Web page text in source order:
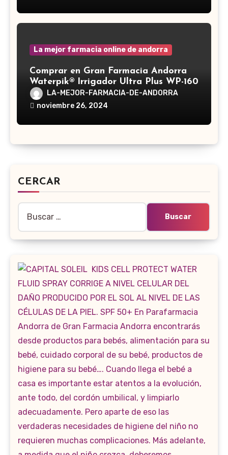
La mejor farmacia online de andorra
Comprar en Gran Farmacia Andorra
Waterpik® Irrigador Ultra Plus WP-160
LA-MEJOR-FARMACIA-DE-ANDORRA
noviembre 26, 2024
CERCAR